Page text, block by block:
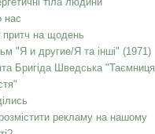
нас
притч на щодень
"Я и другие/Я та інші" (1971)
Бригіда Шведська "Таємниця
рекламу на нашому